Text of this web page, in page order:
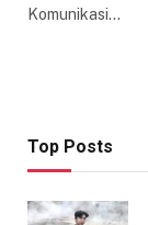
Komunikasi…
Top Posts